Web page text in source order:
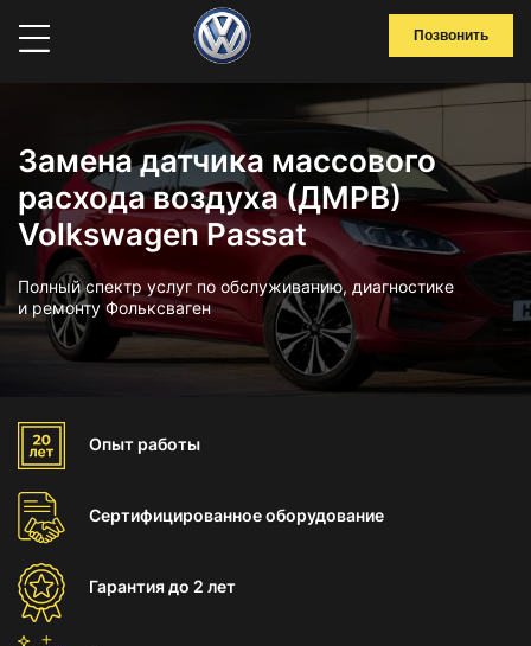
Позвонить
Замена датчика массового
расхода воздуха (ДМРВ)
Volkswagen Passat
Полный спектр услуг по обслуживанию, диагностике
и ремонту Фольксваген
Опыт работы
Сертифицированноеоборудование
Гарантиядо 2 лет